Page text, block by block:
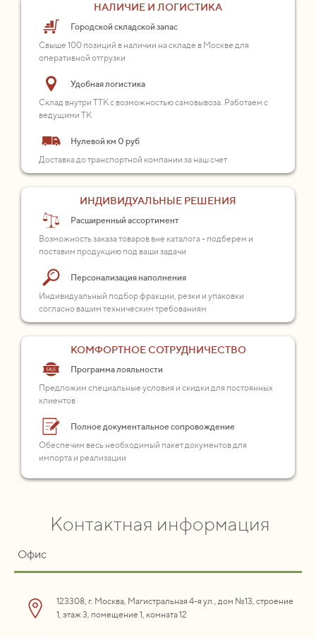
НАЛИЧИЕ И ЛОГИСТИКА
Городской складской запас
Свыше 100 позиций в наличии на складе в Москве для
оперативной отгрузки
Удобная логистика
Склад внутри ТТК с возможностью самовывоза. Работаем с
ведущими ТК
Нулевой км 0 руб
Доставка до транспортной компании за наш счет
ИНДИВИДУАЛЬНЫЕ РЕШЕНИЯ
Расширенный ассортимент
Возможность заказа товаров вне каталога - подберем и
поставим продукцию под ваши задачи
Персонализация наполнения
Индивидуальный подбор фракции, резки и упаковки
согласно вашим техническим требованиям
КОМФОРТНОЕ СОТРУДНИЧЕСТВО
Программа лояльности
Предложим специальные условия и скидки для постоянных
клиентов
Полное документальное сопровождение
Обеспечим весь необходимый пакет документов для
импорта и реализации
Контактная информация
Офис
123308, г. Москва, Магистральная 4-я ул., дом №13, строение
1, этаж 3, помещение 1, комната 12